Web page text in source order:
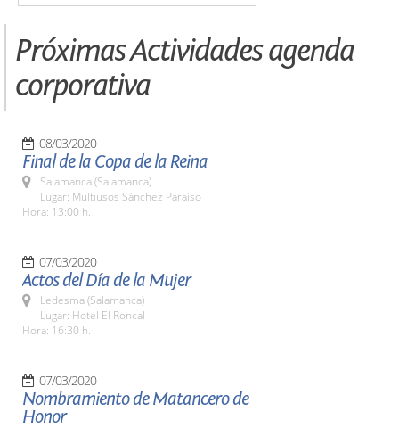
Próximas Actividades agenda
corporativa
08/03/2020
Final de la Copa de la Reina
Salamanca (Salamanca)
Lugar: Multiusos Sánchez Paraíso
Hora: 13:00 h.
07/03/2020
Actos del Día de la Mujer
Ledesma (Salamanca)
Lugar: Hotel El Roncal
Hora: 16:30 h.
07/03/2020
Nombramiento de Matancero de
Honor